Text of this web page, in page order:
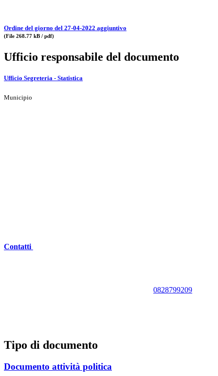
Ordine del giorno del 27-04-2022 aggiuntivo
(File 268.77 kB / pdf)
Ufficio responsabile del documento
Ufficio Segreteria - Statistica
Municipio
Contatti
0828799209
Tipo di documento
Documento attività politica